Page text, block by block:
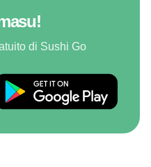
di Sushi Go